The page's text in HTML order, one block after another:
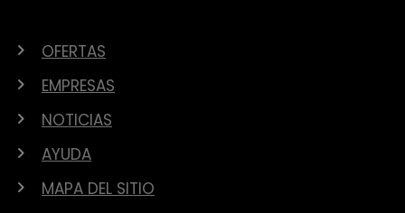
OFERTAS
EMPRESAS
NOTICIAS
AYUDA
MAPA DEL SITIO